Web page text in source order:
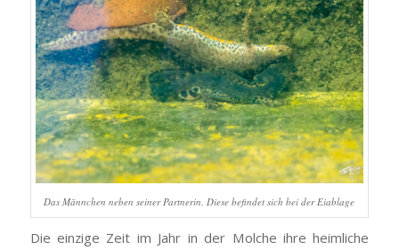
Das Männchen neben seiner Partnerin. Diese befindet sich bei der Eiablage
Die einzige Zeit im Jahr in der Molche ihre heimliche